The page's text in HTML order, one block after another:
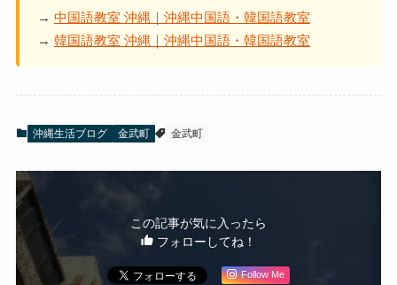
→ 中国語教室 沖縄｜沖縄中国語・韓国語教室
→ 韓国語教室 沖縄｜沖縄中国語・韓国語教室
沖縄生活ブログ 金武町 金武町
この記事が気に入ったら
フォローしてね！
Follow Me